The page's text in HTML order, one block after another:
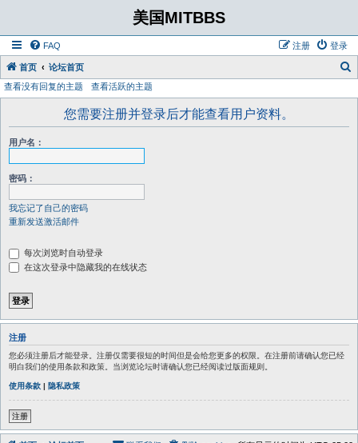
美国MITBBS
FAQ 登录
注册
首页 论坛首页
查看没有回复的主题 查看活跃的主题
您需要注册并登录后才能查看用户资料。
用户名：
密码：
我忘记了自己的密码
重新发送激活邮件
每次浏览时自动登录
在这次登录中隐藏我的在线状态
注册
您必须注册后才能登录。注册仅需要很短的时间但是会给您更多的权限。在注册前请确认您已经
明白我们的使用条款和政策。当浏览论坛时请确认您已经阅读过版面规则。
使用条款 | 隐私政策
注册